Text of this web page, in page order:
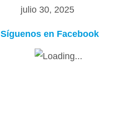
julio 30, 2025
Síguenos en Facebook